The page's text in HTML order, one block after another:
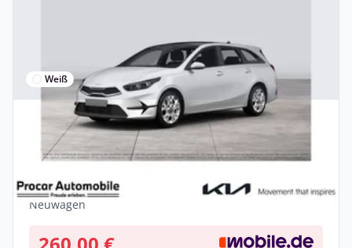
Weiß
Kia Ceed SW 1.5T DCT GT-line 18" Tech
LAGERAKTION!!
Benzin •Automatik •
140 PS (103 kW)
Neuwagen